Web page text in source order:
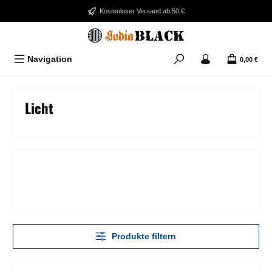
Zum Hauptinhalt springenKostenloser Versand ab 50 €
Navigation 0,00 €
Licht
Produkte filtern